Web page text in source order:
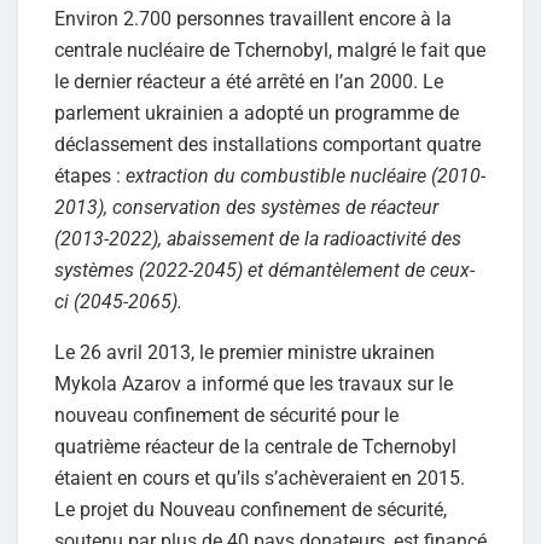
Environ 2.700 personnes travaillent encore à la
centrale nucléaire de Tchernobyl, malgré le fait que
le dernier réacteur a été arrêté en l’an 2000. Le
parlement ukrainien a adopté un programme de
déclassement des installations comportant quatre
étapes : extraction du combustible nucléaire (2010-
2013), conservation des systèmes de réacteur
(2013-2022), abaissement de la radioactivité des
systèmes (2022-2045) et démantèlement de ceux-
ci (2045-2065).
Le 26 avril 2013, le premier ministre ukrainen
Mykola Azarov a informé que les travaux sur le
nouveau confinement de sécurité pour le
quatrième réacteur de la centrale de Tchernobyl
étaient en cours et qu’ils s’achèveraient en 2015.
Le projet du Nouveau confinement de sécurité,